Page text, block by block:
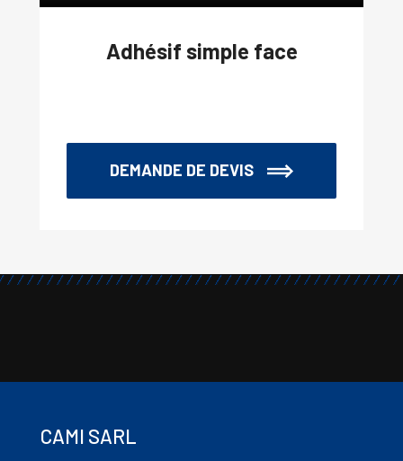
Adhésif simple face
DEMANDE DE DEVIS
CAMI SARL